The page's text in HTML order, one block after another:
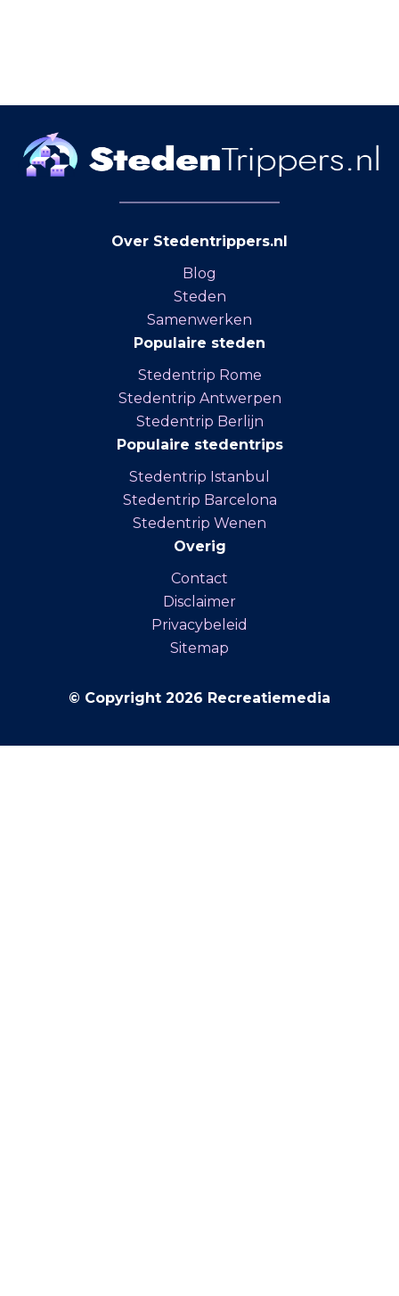
Over Stedentrippers.nl
Blog
Steden
Samenwerken
Populaire steden
Stedentrip Rome
Stedentrip Antwerpen
Stedentrip Berlijn
Populaire stedentrips
Stedentrip Istanbul
Stedentrip Barcelona
Stedentrip Wenen
Overig
Contact
Disclaimer
Privacybeleid
Sitemap
© Copyright 2026 Recreatiemedia